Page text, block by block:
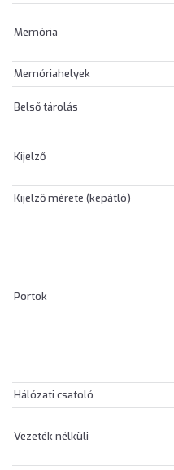
Memória
Memóriahelyek
Belső tárolás
Kijelző
Kijelző mérete (képátló)
Portok
Hálózati csatoló
Vezeték nélküli